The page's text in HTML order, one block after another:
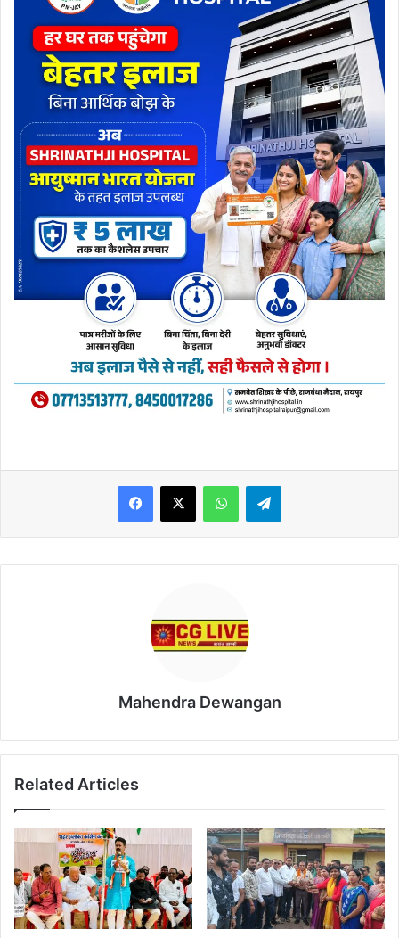
WhatsAppTelegram
Mahendra Dewangan
Related Articles